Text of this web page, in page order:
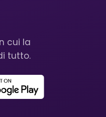
cui la
tutto.